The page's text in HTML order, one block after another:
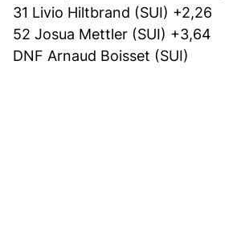
31 Livio Hiltbrand (SUI) +2,26
52 Josua Mettler (SUI) +3,64
DNF Arnaud Boisset (SUI)